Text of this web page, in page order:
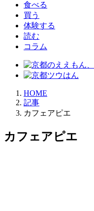
食べる
買う
体験する
読む
コラム
HOME
記事
カフェアピエ
カフェアピエ